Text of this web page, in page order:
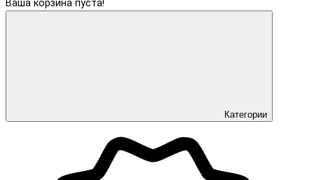
Ваша корзина пуста!
Категории